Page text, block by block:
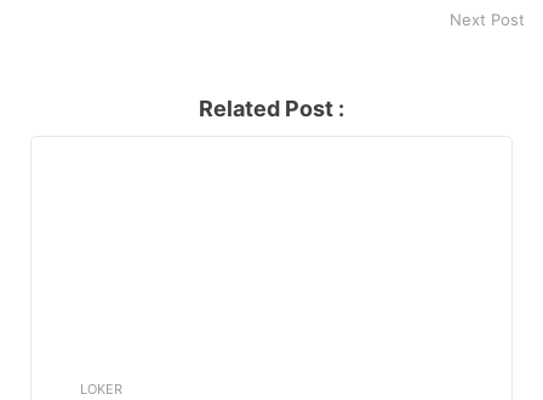
Next Post
Related Post :
LOKER